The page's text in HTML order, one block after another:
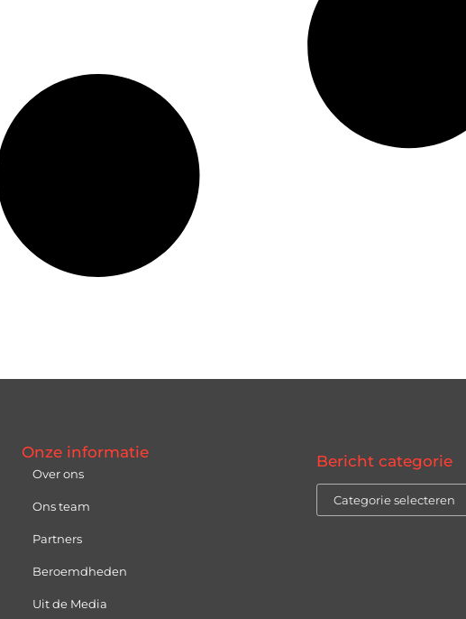
Onze informatie
Over ons
Ons team
Partners
Beroemdheden
Uit de Media
Bericht categorie